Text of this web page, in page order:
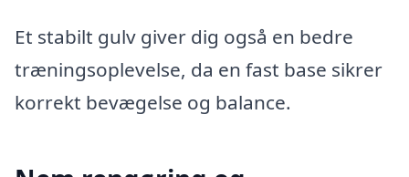
Et stabilt gulv giver dig også en bedre
træningsoplevelse, da en fast base sikrer
korrekt bevægelse og balance.